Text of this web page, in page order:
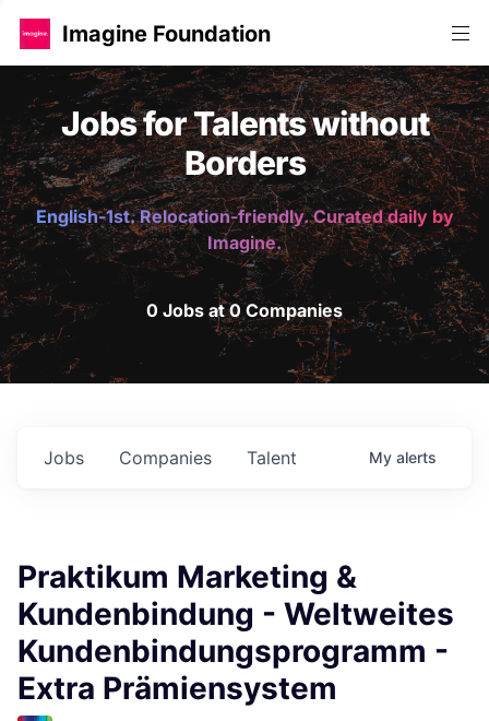
Imagine Foundation
Jobs for Talents without
Borders
English-1st. Relocation-friendly. Curated daily by
Imagine.
0 Jobs at 0 Companies
Jobs Companies Talent My alerts
Praktikum Marketing &
Kundenbindung - Weltweites
Kundenbindungsprogramm -
Extra Prämiensystem